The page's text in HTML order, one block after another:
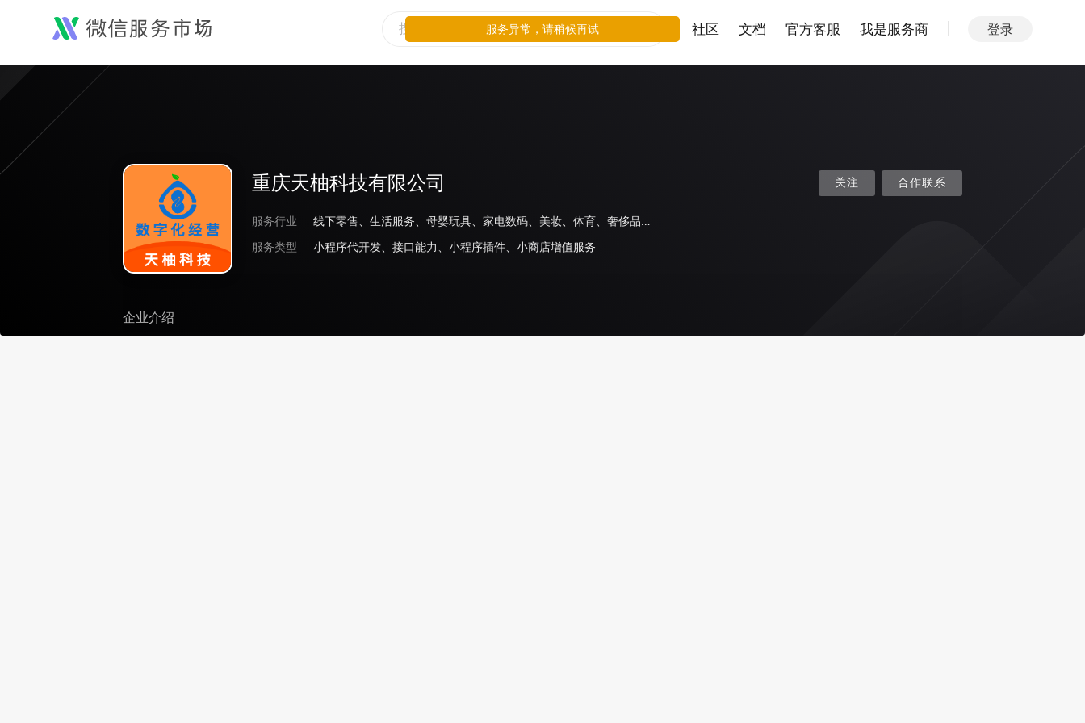
社区 文档 官方客服 我是服务商 登录
重庆天柚科技有限公司
服务行业
线下零售、生活服务、母婴玩具、家电数码、美妆、体育、奢侈品/配饰、鞋服运动、家居、汽车、医疗、教育、旅游住宿、日化、商场百货、食品饮料、出行交通、金融、房地产、游戏、餐饮、电商平台、其他
服务类型
小程序代开发、接口能力、小程序插件、小商店增值服务
关注 合作联系
企业介绍
服务异常，请稍候再试